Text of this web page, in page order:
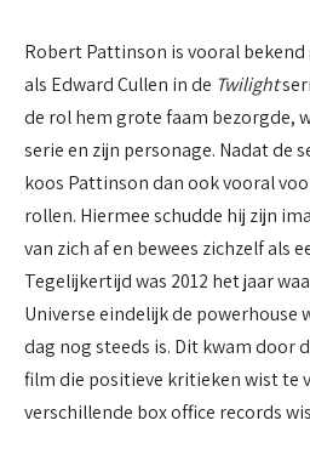
Robert Pattinson is vooral
als Edward Cullen in de Twilight
de rol hem grote faam bezorgde,
serie en zijn personage. Nadat de
koos Pattinson dan ook vooral
rollen. Hiermee schudde hij zijn
van zich af en bewees zichzelf als
Tegelijkertijd was 2012 het jaar
Universe eindelijk de powerhouse
dag nog steeds is. Dit kwam door
film die positieve kritieken wist te
verschillende box office records